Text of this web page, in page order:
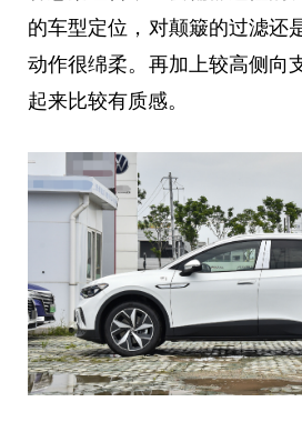
的车型定位，对颠簸的过滤还
动作很绵柔。再加上较高侧向
起来比较有质感。